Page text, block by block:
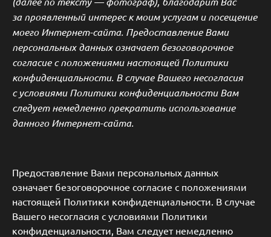
за проявленный интерес к моим услугам и посещение
моего Интернет-сайта. Предоставление Вами
персональных данных означает безоговорочное
согласие с положениями настоящей Политики
конфиденциальности. В случае Вашего несогласия
с условиями Политики конфиденциальностиВам
следует немедленно прекратить использование
данного Интернет-сайта.
Предоставление Вами персональных данных
означает безоговорочное согласие с положениями
настоящей Политики конфиденциальности. В случае
Вашего несогласия с условиями Политики
конфиденциальности, Вам следует немедленно